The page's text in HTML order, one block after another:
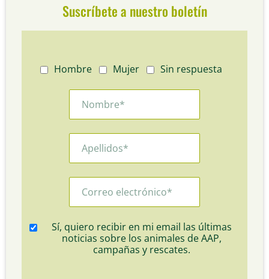
Suscríbete a nuestro boletín
Hombre Mujer Sin respuesta
Sí, quiero recibir en mi email las últimas
noticias sobre los animales de AAP,
campañas y rescates.